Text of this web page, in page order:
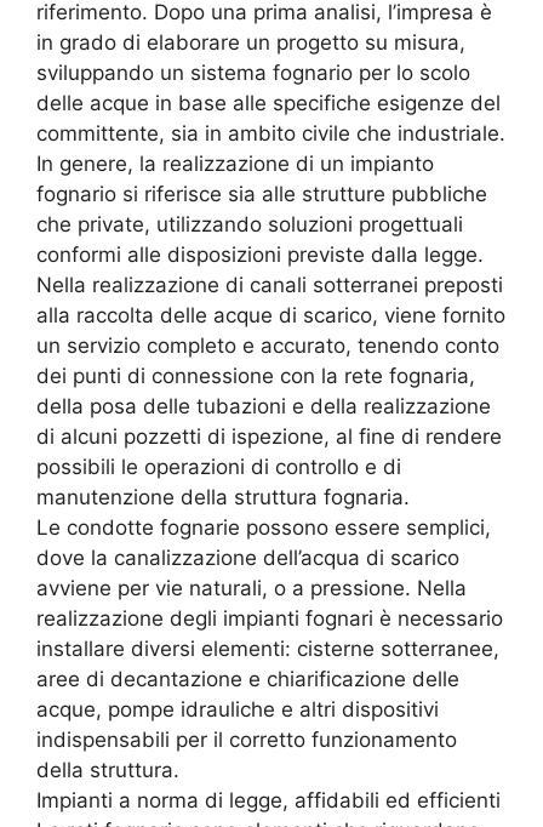
riferimento. Dopo una prima analisi, l’impresa è
in grado di elaborare un progetto su misura,
sviluppando un sistema fognario per lo scolo
delle acque in base alle specifiche esigenze del
committente, sia in ambito civile che industriale.
In genere, la realizzazione di un impianto
fognario si riferisce sia alle strutture pubbliche
che private, utilizzando soluzioni progettuali
conformi alle disposizioni previste dalla legge.
Nella realizzazione di canali sotterranei preposti
alla raccolta delle acque di scarico, viene fornito
un servizio completo e accurato, tenendo conto
dei punti di connessione con la rete fognaria,
della posa delle tubazioni e della realizzazione
di alcuni pozzetti di ispezione, al fine di rendere
possibili le operazioni di controllo e di
manutenzione della struttura fognaria.
Le condotte fognarie possono essere semplici,
dove la canalizzazione dell’acqua di scarico
avviene per vie naturali, o a pressione. Nella
realizzazione degli impianti fognari è necessario
installare diversi elementi: cisterne sotterranee,
aree di decantazione e chiarificazione delle
acque, pompe idrauliche e altri dispositivi
indispensabili per il corretto funzionamento
della struttura.
Impianti a norma di legge, affidabili ed efficienti